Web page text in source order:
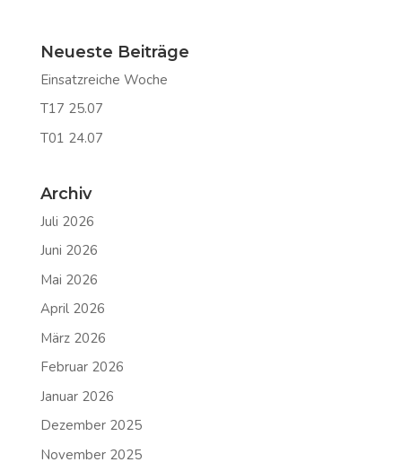
Neueste Beiträge
Einsatzreiche Woche
T17 25.07
T01 24.07
Archiv
Juli 2026
Juni 2026
Mai 2026
April 2026
März 2026
Februar 2026
Januar 2026
Dezember 2025
November 2025